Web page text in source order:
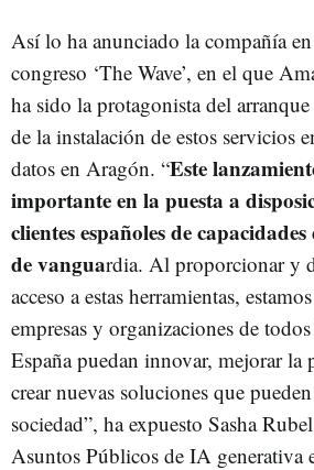
Así lo ha anunciado la compañía
congreso ‘The Wave’, en el que
ha sido la protagonista del
de la instalación de estos servicios
datos en Aragón. “Este
importante en la puesta a
clientes españoles de
de vanguardia. Al proporcionar y
acceso a estas herramientas,
empresas y organizaciones de
España puedan innovar, mejorar
crear nuevas soluciones que
sociedad”, ha expuesto Sasha
Asuntos Públicos de IA generativa